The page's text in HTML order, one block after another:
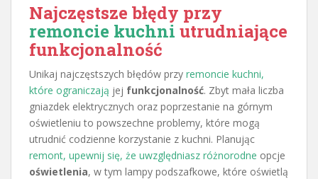
Najczęstsze błędy przy
remoncie kuchni utrudniające
funkcjonalność
Unikaj najczęstszych błędów przy remoncie kuchni,
które ograniczają jej funkcjonalność. Zbyt mała liczba
gniazdek elektrycznych oraz poprzestanie na górnym
oświetleniu to powszechne problemy, które mogą
utrudnić codzienne korzystanie z kuchni. Planując
remont, upewnij się, że uwzględniasz różnorodne opcje
oświetlenia, w tym lampy podszafkowe, które oświetlą